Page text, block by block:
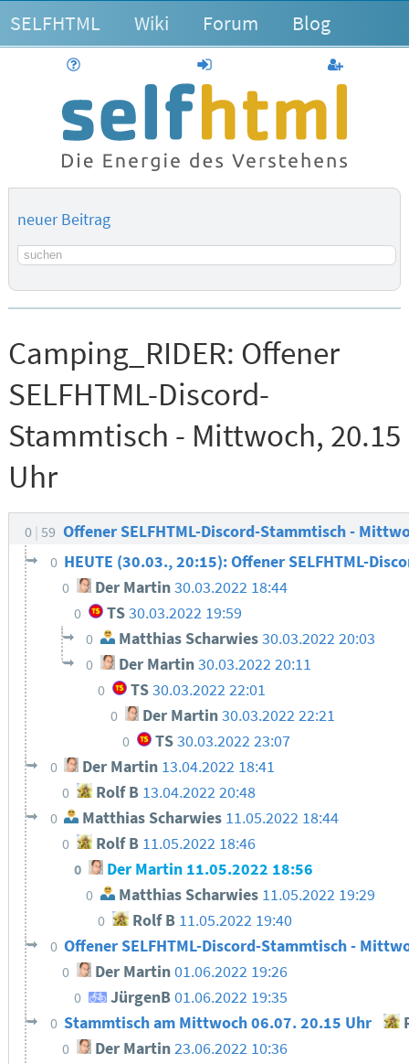
SELFHTML Wiki Forum Blog
anmelden
neuer Beitrag
Suchbegriff
Camping_RIDER: Offener
SELFHTML-Discord-
Stammtisch - Mittwoch, 20.15
Uhr
0 59 Offener SELFHTML-Discord-Stammtisch -
0 HEUTE (30.03., 20:15): Offener SELFHTML-
0 Der Martin 30.03.2022 18:44
0 TS30.03.2022 19:59
0 Matthias Scharwies30.03.2022 20:03
0 Der Martin30.03.2022 20:11
0 TS30.03.2022 22:01
0 Der Martin30.03.2022 22:21
0 TS 30.03.2022 23:07
0 Der Martin 13.04.2022 18:41
0 Rolf B 13.04.2022 20:48
0 Matthias Scharwies 11.05.2022 18:44
0 Rolf B 11.05.2022 18:46
0 Der Martin 11.05.2022 18:56
0 Matthias Scharwies 11.05.2022 19:29
0 Rolf B 11.05.2022 19:40
0 Offener SELFHTML-Discord-Stammtisch -
0 Der Martin 01.06.2022 19:26
0 JürgenB01.06.2022 19:35
0 Stammtisch am Mittwoch 06.07. 20.15 Uhr
0 Der Martin 23.06.2022 10:36